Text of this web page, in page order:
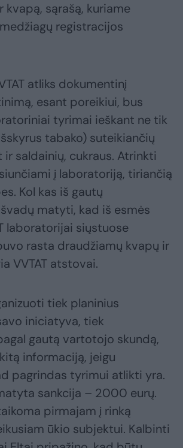
kvapą, sąrašą, kuriame
registracijos
atliks dokumentinį
esant poreikiui, bus
tyrimai ieškant ne tik
tabako) suteikiančių
ir saldainių, cukraus. Atrinkti
į laboratoriją, tiriančią
Kol kas iš gautų
matyti, kad iš esmės
laboratorijai siųstuose
rasta draudžiamų kvapų ir
VVTAT atstovai.
tiek planinius
iniciatyva, tiek
gautą vartotojo skundą,
informaciją, jeigu
pagrindas tyrimui atlikti yra.
sankcija – 2000 eurų.
pirmajam į rinką
ūkio subjektui. Kalbinti